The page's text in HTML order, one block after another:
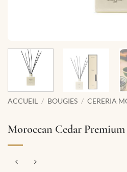
ACCUEIL / BOUGIES / CERERIA
Moroccan Cedar